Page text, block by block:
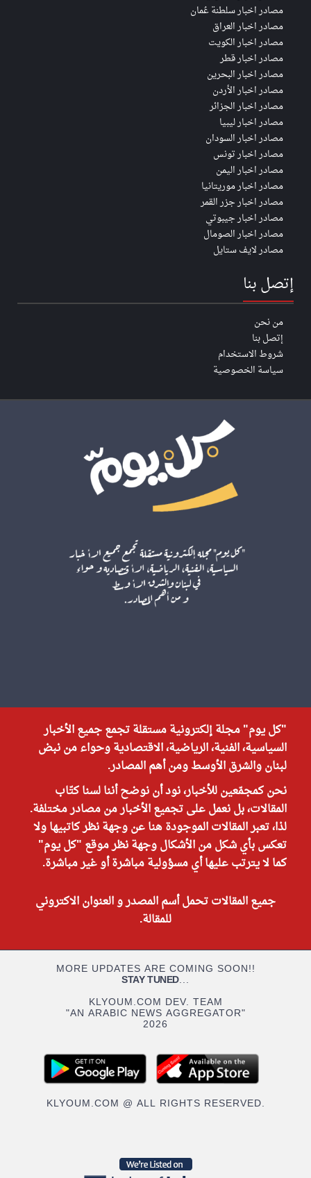
مصادر اخبار سلطنة عُمان
مصادر اخبار العراق
مصادر اخبار الكويت
مصادر اخبار قطر
مصادر اخبار البحرين
مصادر اخبار الأردن
مصادر اخبار الجزائر
مصادر اخبار ليبيا
مصادر اخبار السودان
مصادر اخبار تونس
مصادر اخبار اليمن
مصادر اخبار موريتانيا
مصادر اخبار جزر القمر
مصادر اخبار جيبوتي
مصادر اخبار الصومال
مصادر لايف ستايل
إتصل بنا
من نحن
إتصل بنا
شروط الاستخدام
سياسة الخصوصية
"كل يوم" مجلة إلكترونية مستقلة تجمع جميع الأخبار
السياسية، الفنية، الرياضية، الاقتصادية وحواء من نبض
لبنان والشرق الأوسط ومن أهم المصادر.
نحن كمجمّعين للأخبار، نود أن نوضح أننا لسنا كتّاب
المقالات، بل نعمل على تجميع الأخبار من مصادر مختلفة.
لذا، تعبر المقالات الموجودة هنا عن وجهة نظر كاتبيها ولا
تعكس بأي شكل من الأشكال وجهة نظر موقع "كل يوم"
كما لا يترتب عليها أي مسؤولية مباشرة أو غير مباشرة.
جميع المقالات تحمل أسم المصدر و العنوان الاكتروني
للمقالة.
MORE UPDATES ARE COMING SOON!!
STAY TUNED...
KLYOUM.COM DEV. TEAM
"AN ARABIC NEWS AGGREGATOR"
2026
KLYOUM.COM @ ALL RIGHTS RESERVED.